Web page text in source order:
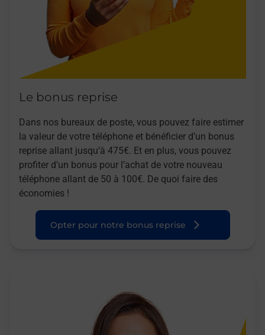
Le bonus reprise
Dans nos bureaux de poste, vous pouvez faire estimer
la valeur de votre téléphone et bénéficier d’un bonus
reprise allant jusqu’à 475€. Et en plus, vous pouvez
profiter d’un bonus pour l’achat de votre nouveau
téléphone allant de 50 à 100€. De quoi faire des
économies !
Opter pour notre bonus reprise